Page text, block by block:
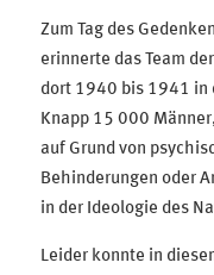
Zum Tag des
erinnerte das Team
dort 1940 bis 1941 in
Knapp 15 000
auf Grund von
Behinderungen oder
in der Ideologie des
Leider konnte in